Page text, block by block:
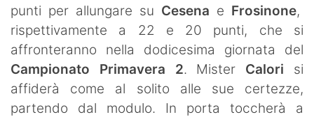
punti per allungare su Cesena e Frosinone,
rispettivamente a 22 e 20 punti, che si
affronteranno nella dodicesima giornata del
Campionato Primavera 2. Mister Calori si
affiderà come al solito alle sue certezze,
partendo dal modulo. In porta toccherà a